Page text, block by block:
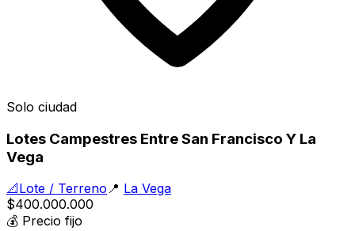
Solo ciudad
Lotes Campestres Entre San Francisco Y La
Vega
📐 Lote / Terreno 📍 La Vega
$400.000.000
💰 Precio fijo